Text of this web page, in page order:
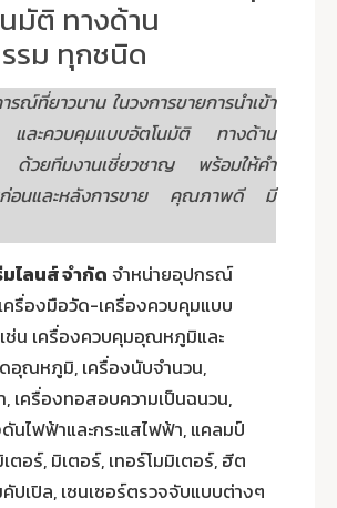
มัติ ทางด้าน
รม ทุกชนิด
รณ์ที่ยาวนาน ในวงการขายการนำเข้า
และควบคุมแบบอัตโนมัติ ทางด้าน
ด้วยทีมงานเชี่ยวชาญ พร้อมให้คำ
ก่อนและหลังการขาย คุณภาพดี มี
ไลนส์ จำกัด จำหน่ายอุปกรณ์
รื่องมือวัด-เครื่องควบคุมแบบ
ช่น เครื่องควบคุมอุณหภูมิและ
อุณหภูมิ, เครื่องนับจำนวน,
, เครื่องทอสอบความเป็นฉนวน,
นไฟฟ้าและกระแสไฟฟ้า, แคลมป์
ตอร์, มิเตอร์, เทอร์โมมิเตอร์, ฮีต
คัปเปิล, เซนเซอร์ตรวจจับแบบต่างๆ